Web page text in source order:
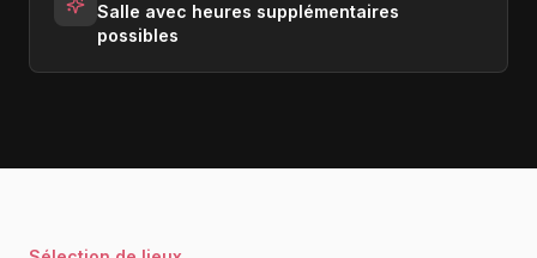
Salle avec heures supplémentaires
possibles